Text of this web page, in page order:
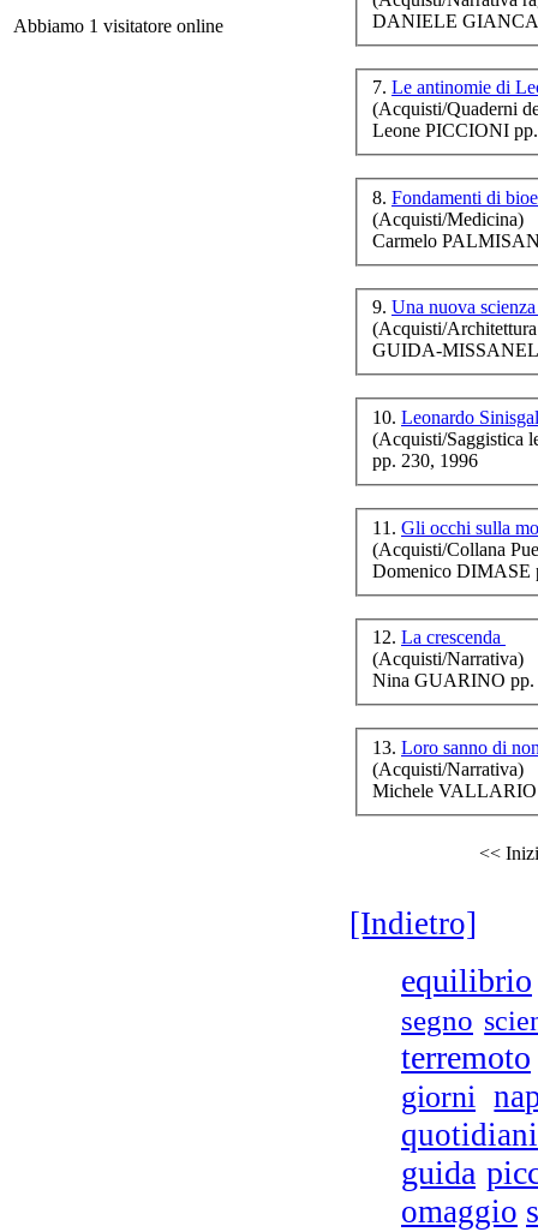
I
I
Abbiamo 1 visitatore online
DANIELE
7. Le antinomie di
(Acquisti/Quaderni
Leone PICCIONI
8. Fondamenti di
(Acquisti/Medicina)
Carmelo
9. Una nuova
(Acquisti/Architettura
GUIDA-
10. Leonardo
(Acquisti/Saggistica
pp. 230, 1996
11. Gli occhi sulla
(Acquisti/Collana
Domenico DIMASE
12. La crescenda
(Acquisti/Narrativa)
Nina GUARINO pp.
13. Loro sanno di
(Acquisti/Narrativa)
Michele VALLARIO
<<
[Indietro]
equilibrio
segno
terremoto
giorni
guida
omaggio